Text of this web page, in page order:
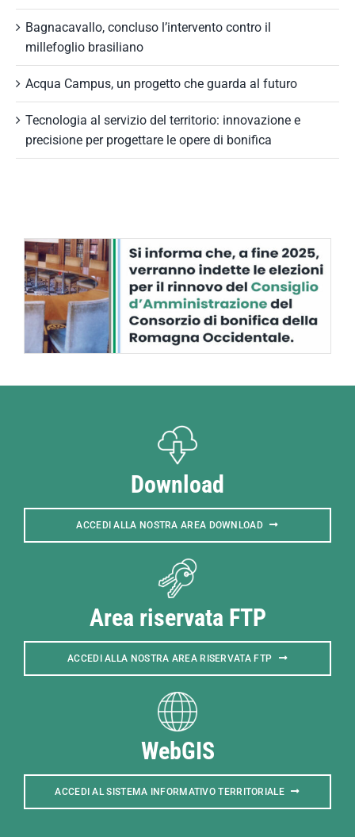
Bagnacavallo, concluso l’intervento contro il
millefoglio brasiliano
Acqua Campus, un progetto che guarda al futuro
Tecnologia al servizio del territorio: innovazione e
precisione per progettare le opere di bonifica
Download
ACCEDI ALLA NOSTRA AREA DOWNLOAD
Area riservata FTP
ACCEDI ALLA NOSTRA AREA RISERVATA FTP
WebGIS
ACCEDI AL SISTEMA INFORMATIVO TERRITORIALE